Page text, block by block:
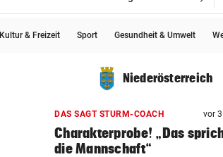
Kultur & Freizeit Sport Gesundheit & Umwelt
Niederösterreich
DAS SAGT STURM-COACH vor
Charakterprobe! „Das
die Mannschaft“